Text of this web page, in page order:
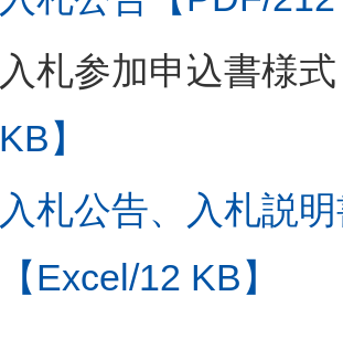
入札参加申込書様式
KB】
入札公告、入札説
【Excel/12 KB】